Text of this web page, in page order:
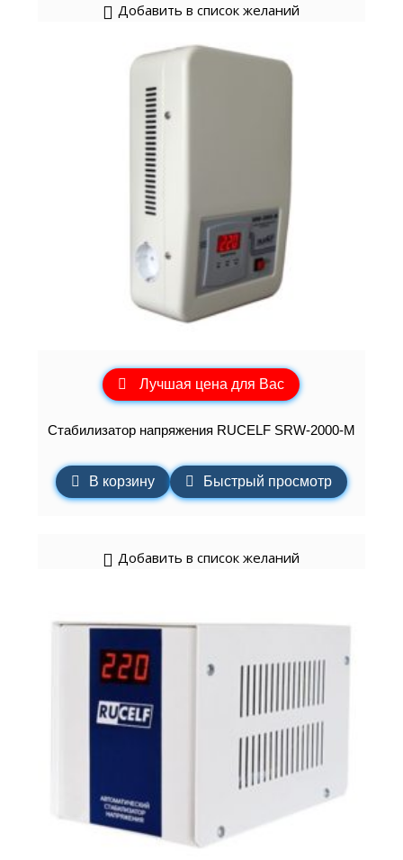
Добавить в список желаний
Лучшая цена для Вас
Стабилизатор напряжения RUCELF SRW-2000-M
В корзину Быстрый просмотр
Добавить в список желаний